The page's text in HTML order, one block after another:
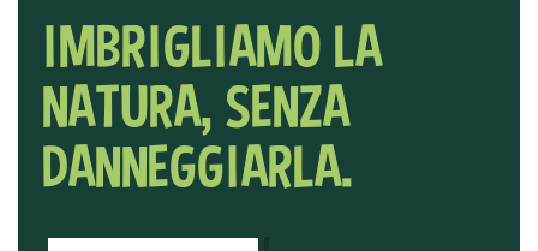
IMBRIGLIAMO LA
NATURA, SENZA
DANNEGGIARLA.